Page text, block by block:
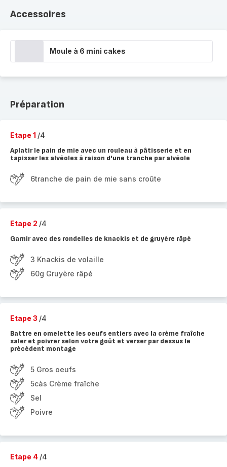
Accessoires
Moule à 6 mini cakes
Préparation
Etape 1 /4
Aplatir le pain de mie avec un rouleau à pâtisserie et en
tapisser les alvéoles à raison d'une tranche par alvéole
6tranche de pain de mie sans croûte
Etape 2 /4
Garnir avec des rondelles de knackis et de gruyère râpé
3 Knackis de volaille
60g Gruyère râpé
Etape 3 /4
Battre en omelette les oeufs entiers avec la crème fraîche
saler et poivrer selon votre goût et verser par dessus le
précédent montage
5 Gros oeufs
5càs Crème fraîche
Sel
Poivre
Etape 4 /4